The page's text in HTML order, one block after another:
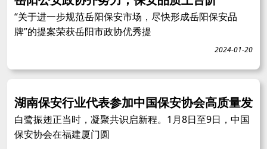
“关于进一步规范岳阳保安市场，尽快形成岳阳保安品
牌”的提案荣获岳阳市政协优秀提
2024-01-20
湖南保安行业代表参加中国保安协会高质量发
白鹭振翅正当时，凝聚共识启新程。1月8日至9日，中国
保安协会在福建厦门圆